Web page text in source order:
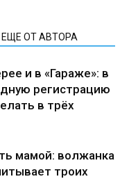
ЕЩЕ ОТ АВТОРА
и в «Гараже»: в
регистрацию
в трёх
мамой: волжанка
троих